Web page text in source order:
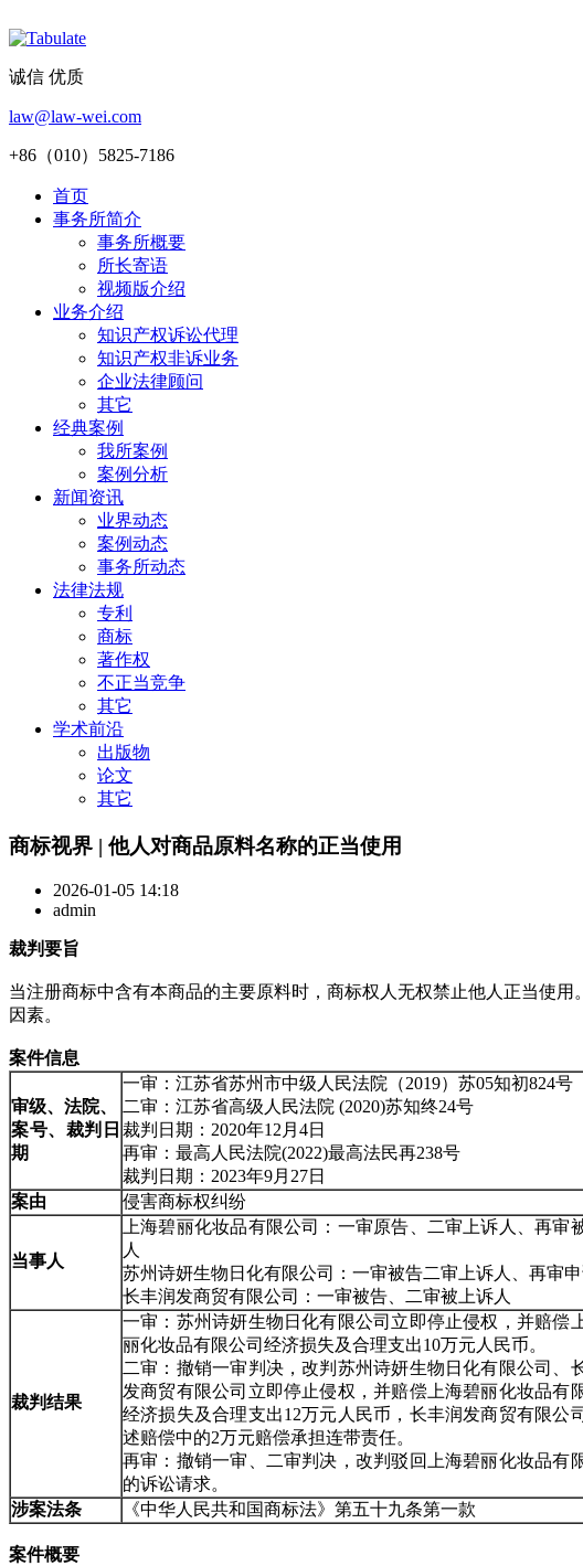
诚信 优质
law@law-wei.com
+86（010）5825-7186
首页
事务所简介
事务所概要
所长寄语
视频版介绍
业务介绍
知识产权诉讼代理
知识产权非诉业务
企业法律顾问
其它
经典案例
我所案例
案例分析
新闻资讯
业界动态
案例动态
事务所动态
法律法规
专利
商标
著作权
不正当竞争
其它
学术前沿
出版物
论文
其它
商标视界 | 他人对商品原料名称的正当使用
2026-01-05 14:18
admin
裁判要旨
当注册商标中含有本商品的主要原料时，商标权人无权禁止他人正当使
因素。
案件信息
审级、法院、
案号、裁判日
期
一审：江苏省苏州市中级人民法院（2019）苏05知初824号
二审：江苏省高级人民法院 (2020)苏知终24号
裁判日期：2020年12月4日
再审：最高人民法院(2022)最高法民再238号
裁判日期：2023年9月27日
案由
侵害商标权纠纷
当事人
上海碧丽化妆品有限公司：一审原告、二审上诉人、再审
人
苏州诗妍生物日化有限公司：一审被告二审上诉人、再审
长丰润发商贸有限公司：一审被告、二审被上诉人
裁判结果
一审：苏州诗妍生物日化有限公司立即停止侵权，并赔偿
丽化妆品有限公司经济损失及合理支出10万元人民币。
二审：撤销一审判决，改判苏州诗妍生物日化有限公司、
发商贸有限公司立即停止侵权，并赔偿上海碧丽化妆品有
经济损失及合理支出12万元人民币，长丰润发商贸有限公
述赔偿中的2万元赔偿承担连带责任。
再审：撤销一审、二审判决，改判驳回上海碧丽化妆品有
的诉讼请求。
涉案法条
《中华人民共和国商标法》第五十九条第一款
案件概要